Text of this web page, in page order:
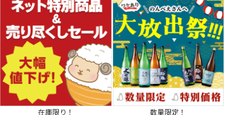
在庫限り！
数量限定！